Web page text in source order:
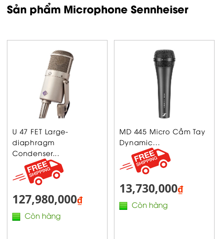
Sản phẩm Microphone Sennheiser
U 47 FET Large-
diaphragm
Condenser...
127,980,000₫
Còn hàng
MD 445 Micro Cầm Tay
Dynamic...
13,730,000₫
Còn hàng